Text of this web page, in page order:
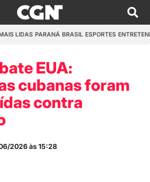
LIDAS PARANÁ BRASIL ESPORTES
EUA:
cubanas foram
contra
2026 às 15:28